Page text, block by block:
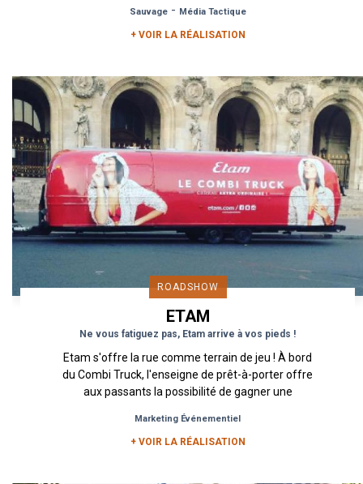
Sauvage- Média Tactique
+ VOIR LA RÉALISATION
ROADSHOW
ETAM
Ne vous fatiguez pas, Etam arrive à vos pieds !
Etam s'offre la rue comme terrain de jeu ! À bord
du Combi Truck, l'enseigne de prêt-à-porter offre
aux passants la possibilité de gagner une
Marketing Événementiel
+ VOIR LA RÉALISATION